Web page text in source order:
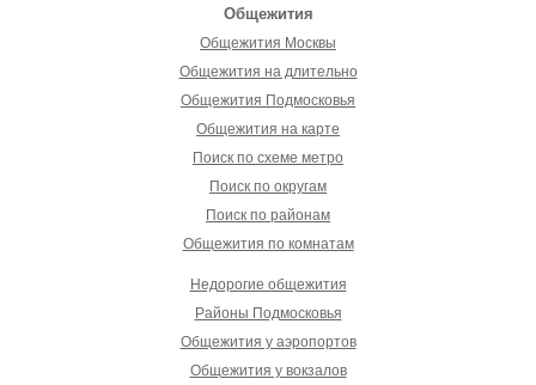
Общежития
Общежития Москвы
Общежития на длительно
Общежития Подмосковья
Общежития на карте
Поиск по схеме метро
Поиск по округам
Поиск по районам
Общежития по комнатам
Недорогие общежития
Районы Подмосковья
Общежития у аэропортов
Общежития у вокзалов